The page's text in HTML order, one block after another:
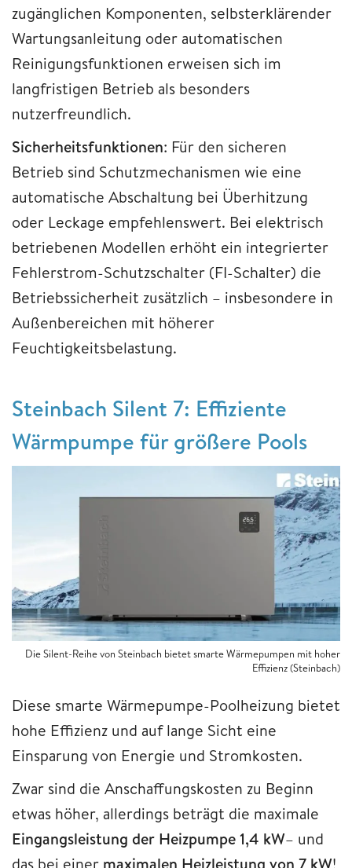
zugänglichen Komponenten, selbsterklärender
Wartungsanleitung oder automatischen
Reinigungsfunktionen erweisen sich im
langfristigen Betrieb als besonders
nutzerfreundlich.
Sicherheitsfunktionen: Für den sicheren
Betrieb sind Schutzmechanismen wie eine
automatische Abschaltung bei Überhitzung
oder Leckage empfehlenswert. Bei elektrisch
betriebenen Modellen erhöht ein integrierter
Fehlerstrom-Schutzschalter (FI-Schalter) die
Betriebssicherheit zusätzlich – insbesondere in
Außenbereichen mit höherer
Feuchtigkeitsbelastung.
Steinbach Silent 7: Effiziente
Wärmpumpe für größere Pools
Die Silent-Reihe von Steinbach bietet smarte Wärmepumpen mit hoher
Effizienz (Steinbach)
Diese smarte Wärmepumpe-Poolheizung bietet
hohe Effizienz und auf lange Sicht eine
Einsparung von Energie und Stromkosten.
Zwar sind die Anschaffungskosten zu Beginn
etwas höher, allerdings beträgt die maximale
Eingangsleistung der Heizpumpe 1,4 kW– und
das bei einer maximalen Heizleistung von 7 kW!